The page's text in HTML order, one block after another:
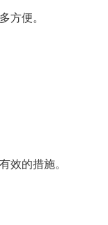
方便。
效的措施。